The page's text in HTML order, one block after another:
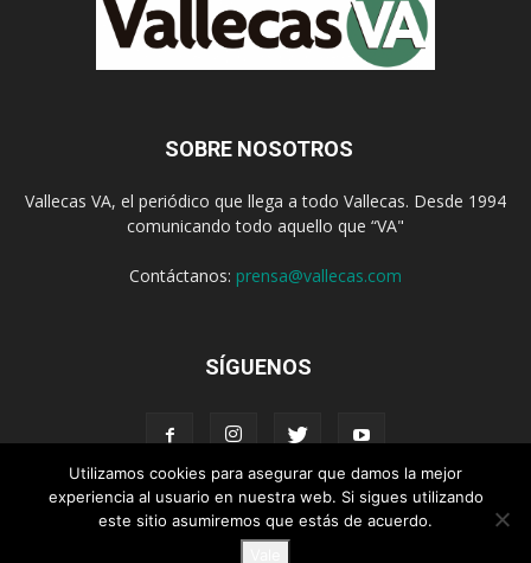
SOBRE NOSOTROS
Vallecas VA, el periódico que llega a todo Vallecas. Desde 1994
comunicando todo aquello que “VA"
Contáctanos: prensa@vallecas.com
SÍGUENOS
Aviso Legal Política de cookies
Utilizamos cookies para asegurar que damos la mejor
experiencia al usuario en nuestra web. Si sigues utilizando
este sitio asumiremos que estás de acuerdo.